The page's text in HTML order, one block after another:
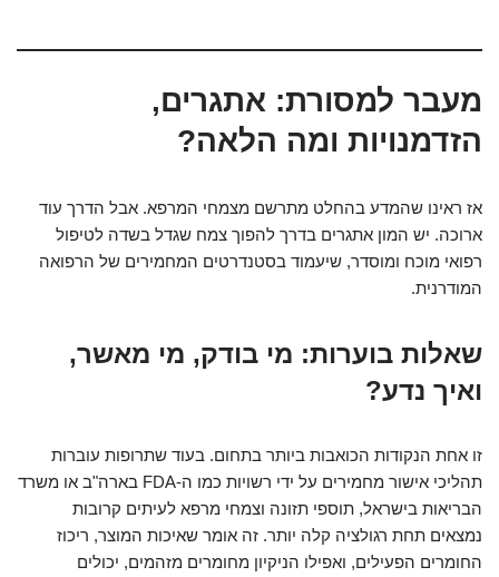
מעבר למסורת: אתגרים,
הזדמנויות ומה הלאה?
אז ראינו שהמדע בהחלט מתרשם מצמחי המרפא. אבל הדרך עוד
ארוכה. יש המון אתגרים בדרך להפוך צמח שגדל בשדה לטיפול
רפואי מוכח ומוסדר, שיעמוד בסטנדרטים המחמירים של הרפואה
המודרנית.
שאלות בוערות: מי בודק, מי מאשר,
ואיך נדע?
זו אחת הנקודות הכואבות ביותר בתחום. בעוד שתרופות עוברות
תהליכי אישור מחמירים על ידי רשויות כמו ה-FDA בארה"ב או משרד
הבריאות בישראל, תוספי תזונה וצמחי מרפא לעיתים קרובות
נמצאים תחת רגולציה קלה יותר. זה אומר שאיכות המוצר, ריכוז
החומרים הפעילים, ואפילו הניקיון מחומרים מזהמים, יכולים